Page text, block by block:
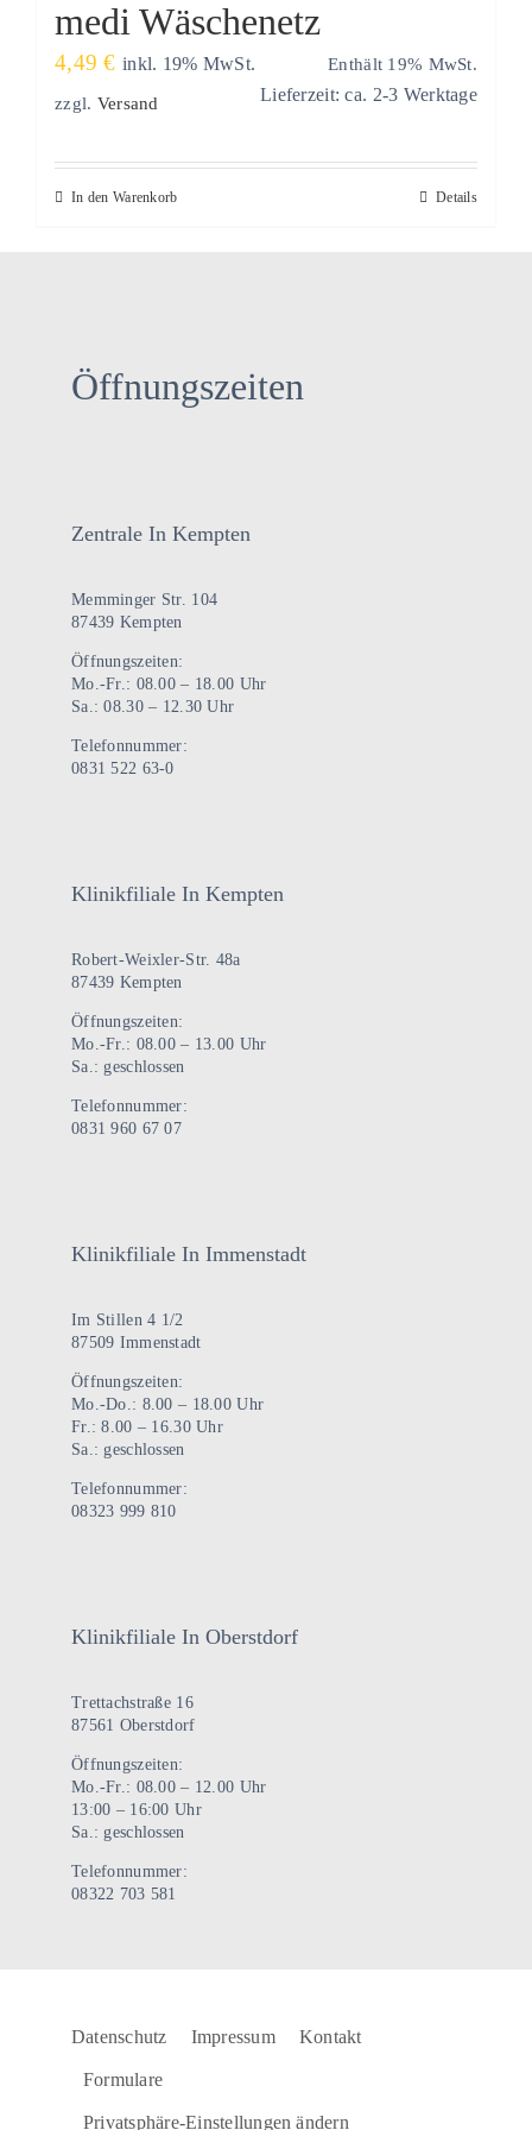
medi Wäschenetz
4,49€ inkl. 19% MwSt.
Enthält 19% MwSt.
zzgl. Versand Lieferzeit: ca. 2-3 Werktage
In den Warenkorb Details
Öffnungszeiten
Zentrale In Kempten
Memminger Str. 104
87439 Kempten
Öffnungszeiten:
Mo.-Fr.: 08.00 – 18.00 Uhr
Sa.: 08.30 – 12.30 Uhr
Telefonnummer:
0831 522 63-0
Klinikfiliale In Kempten
Robert-Weixler-Str. 48a
87439 Kempten
Öffnungszeiten:
Mo.-Fr.: 08.00 – 13.00 Uhr
Sa.: geschlossen
Telefonnummer:
0831 960 67 07
Klinikfiliale In Immenstadt
Im Stillen 4 1/2
87509 Immenstadt
Öffnungszeiten:
Mo.-Do.: 8.00 – 18.00 Uhr
Fr.: 8.00 – 16.30 Uhr
Sa.: geschlossen
Telefonnummer:
08323 999 810
Klinikfiliale In Oberstdorf
Trettachstraße 16
87561 Oberstdorf
Öffnungszeiten:
Mo.-Fr.: 08.00 – 12.00 Uhr
13:00 – 16:00 Uhr
Sa.: geschlossen
Telefonnummer:
08322 703 581
Datenschutz Impressum Kontakt
Formulare
Privatsphäre-Einstellungen ändern